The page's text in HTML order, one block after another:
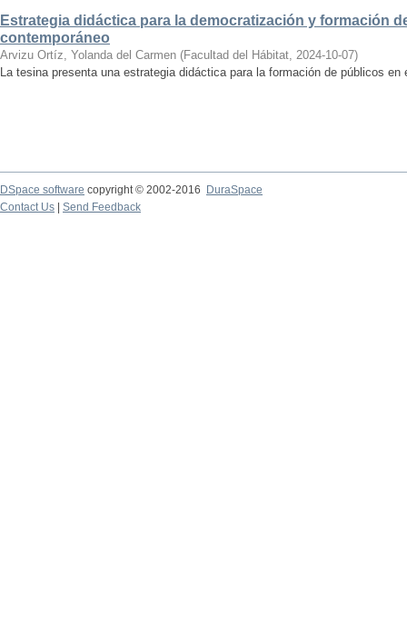
Estrategia didáctica para la democratización y formación
contemporáneo
Arvizu Ortíz, Yolanda del Carmen (Facultad del Hábitat, 2024-10-07)
La tesina presenta una estrategia didáctica para la formación de públicos en
DSpace software copyright © 2002-2016
DuraSpace
Contact Us
Send Feedback